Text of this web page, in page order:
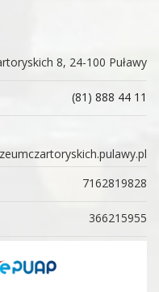
8, 24-100 Puławy
(81) 888 44 11
7162819828
366215955